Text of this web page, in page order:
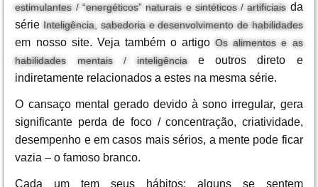
estimulantes / “energéticos” naturais e sintéticos / artificiaisda
sérieInteligência, sabedoria e desenvolvimento de habilidades
em nosso site. Veja também o artigoOs alimentos e as
habilidades mentais / inteligênciae outros direto e
indiretamente relacionados a estes na mesma série.
O cansaço mental gerado devido à sono irregular, gera
significante perda de foco / concentração, criatividade,
desempenho e em casos mais sérios, a mente pode ficar
vazia – o famoso branco.
Cada um tem seus hábitos: alguns se sentem